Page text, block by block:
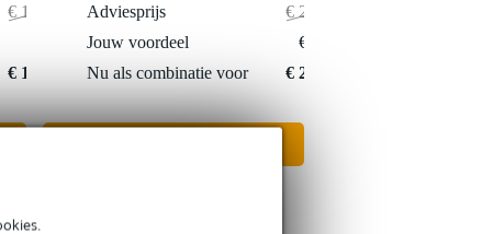
€ 1.845,-
€ 1.771,-
Adviesprijs
€ 2.460,-
Jouw voordeel
€ 111,-
Nu als combinatie voor
€ 2.349,-